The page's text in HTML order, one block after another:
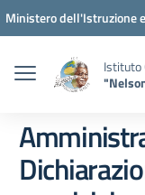
Vai ai contenuti
Vai al menu di
Vai al footer
Ministero dell'Istruzione
Istituto